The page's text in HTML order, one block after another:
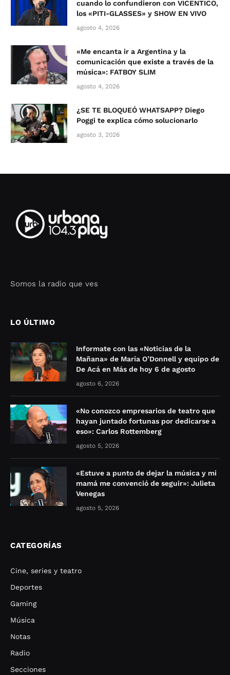
cuando lo confundieron con VICENTICO,
los «PITI-GLASSES» y SHOW EN VIVO
agosto 4, 2026
«Me encanta ir a Argentina y la
comunicación que existe a través de la
música»: FATBOY SLIM
agosto 4, 2026
¿SE TE BLOQUEÓ WHATSAPP? Diego
Poggi te explica cómo solucionarlo
agosto 3, 2026
Somos la radio que ves
LO ÚLTIMO
Informate con las «Noticias de la
Mañana» de María O’Donnell y equipo de
De Acá en Más de hoy 6 de agosto
agosto 6, 2026
«No conozco empresarios de teatro que
hayan juntado fortunas por dedicarse a
eso»: Carlos Rottemberg
agosto 5, 2026
«Estuve a punto de dejar la música y mi
mamá me convenció de seguir»: Julieta
Venegas
agosto 5, 2026
CATEGORÍAS
Cine, series y teatro
Deportes
Gaming
Música
Notas
Radio
Secciones